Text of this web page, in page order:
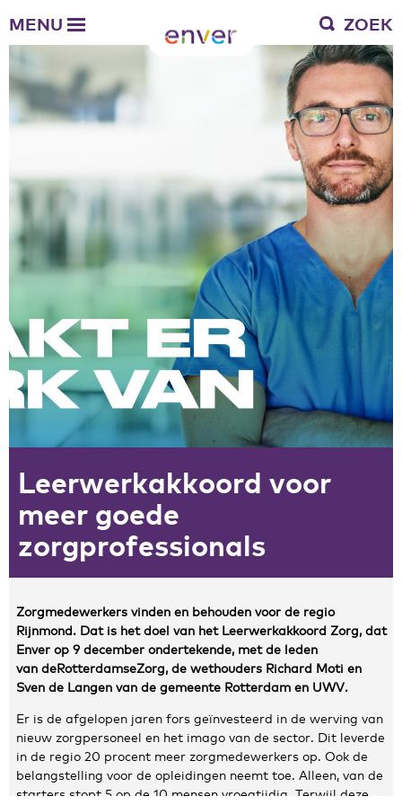
MENU ZOEK
Waar we voor staan
Ons werkgebied
Verantwoording
Bestuur en toezicht
Zakelijke gegevens
Werken bij Enver
Stages
Enver als werkgever
Vrienden van Enver
Onze vrienden
Werkwijze
Nieuws
Contactgegevens
Zakelijke gegevens
Nieuws
Persoonlijke informatie en privacy
Privacyverklaring website
Klachtenregeling
Contact
Leerwerkakkoord voor
meer goede
zorgprofessionals
Zorgmedewerkers vinden en behouden voor de regio
Rijnmond. Dat is het doel van het Leerwerkakkoord Zorg, dat
Enver op 9 december ondertekende, met de leden
vandeRotterdamseZorg, de wethouders Richard Moti en
Sven de Langen van de gemeente Rotterdam en UWV.
Er is de afgelopen jaren fors geïnvesteerd in de werving van
nieuw zorgpersoneel en het imago van de sector. Dit leverde
in de regio 20 procent meer zorgmedewerkers op. Ook de
belangstelling voor de opleidingen neemt toe. Alleen, van de
starters stopt 5 op de 10 mensen vroegtijdig. Terwijl deze